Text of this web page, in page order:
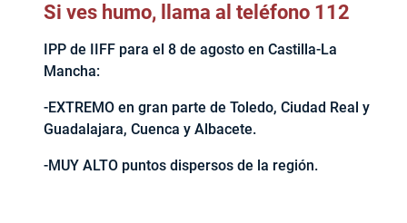
Si ves humo, llama al teléfono 112
IPP de IIFF para el 8 de agosto en Castilla-La
Mancha:
-EXTREMO en gran parte de Toledo, Ciudad Real y
Guadalajara, Cuenca y Albacete.
-MUY ALTO puntos dispersos de la región.